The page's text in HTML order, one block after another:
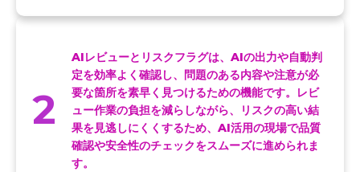
2
AIレビューとリスクフラグは、AIの出力や自動判
定を効率よく確認し、問題のある内容や注意が必
要な箇所を素早く見つけるための機能です。レビ
ュー作業の負担を減らしながら、リスクの高い結
果を見逃しにくくするため、AI活用の現場で品質
確認や安全性のチェックをスムーズに進められま
す。